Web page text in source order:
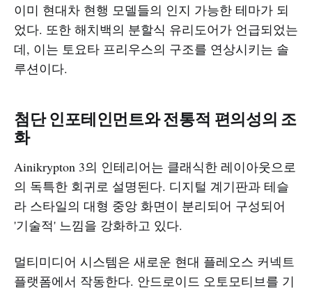
이미 현대차 현행 모델들의 인지 가능한 테마가 되
었다. 또한 해치백의 분할식 유리도어가 언급되었는
데, 이는 토요타 프리우스의 구조를 연상시키는 솔
루션이다.
첨단 인포테인먼트와 전통적 편의성의 조
화
Ainikrypton 3의 인테리어는 클래식한 레이아웃으로
의 독특한 회귀로 설명된다. 디지털 계기판과 테슬
라 스타일의 대형 중앙 화면이 분리되어 구성되어
'기술적' 느낌을 강화하고 있다.
멀티미디어 시스템은 새로운 현대 플레오스 커넥트
플랫폼에서 작동한다. 안드로이드 오토모티브를 기